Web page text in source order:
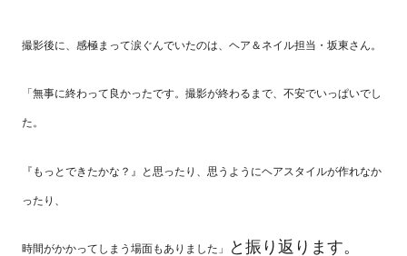
撮影後に、感極まって涙ぐんでいたのは、ヘア＆ネイル担当・坂東さん。
「無事に終わって良かったです。撮影が終わるまで、不安でいっぱいでし
た。
『もっとできたかな？』と思ったり、思うようにヘアスタイルが作れなか
ったり、
時間がかかってしまう場面もありました」 と振り返ります。